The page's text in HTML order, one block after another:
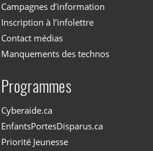
Campagnes d’information
Inscription à l’infolettre
Contact médias
Manquements des technos
Programmes
Cyberaide.ca
EnfantsPortesDisparus.ca
Priorité Jeunesse